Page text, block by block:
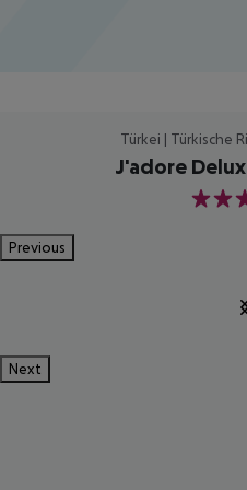
Türkei | Türkische
J'adore
5
Previous
Next